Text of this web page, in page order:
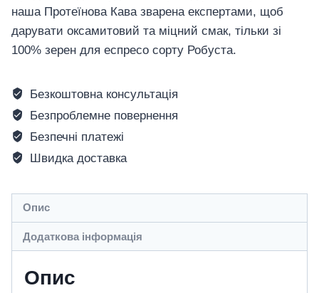
наша Протеїнова Кава зварена експертами, щоб
дарувати оксамитовий та міцний смак, тільки зі
100% зерен для еспресо сорту Робуста.
Безкоштовна консультація
Безпроблемне повернення
Безпечні платежі
Швидка доставка
Опис
Додаткова інформація
Опис